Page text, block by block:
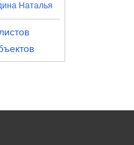
Наталья